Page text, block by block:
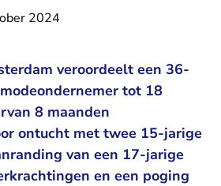
2024
veroordeelt een 36-
tot 18
8 maanden
ontucht met twee 15-jarige
van een 17-jarige
en een poging